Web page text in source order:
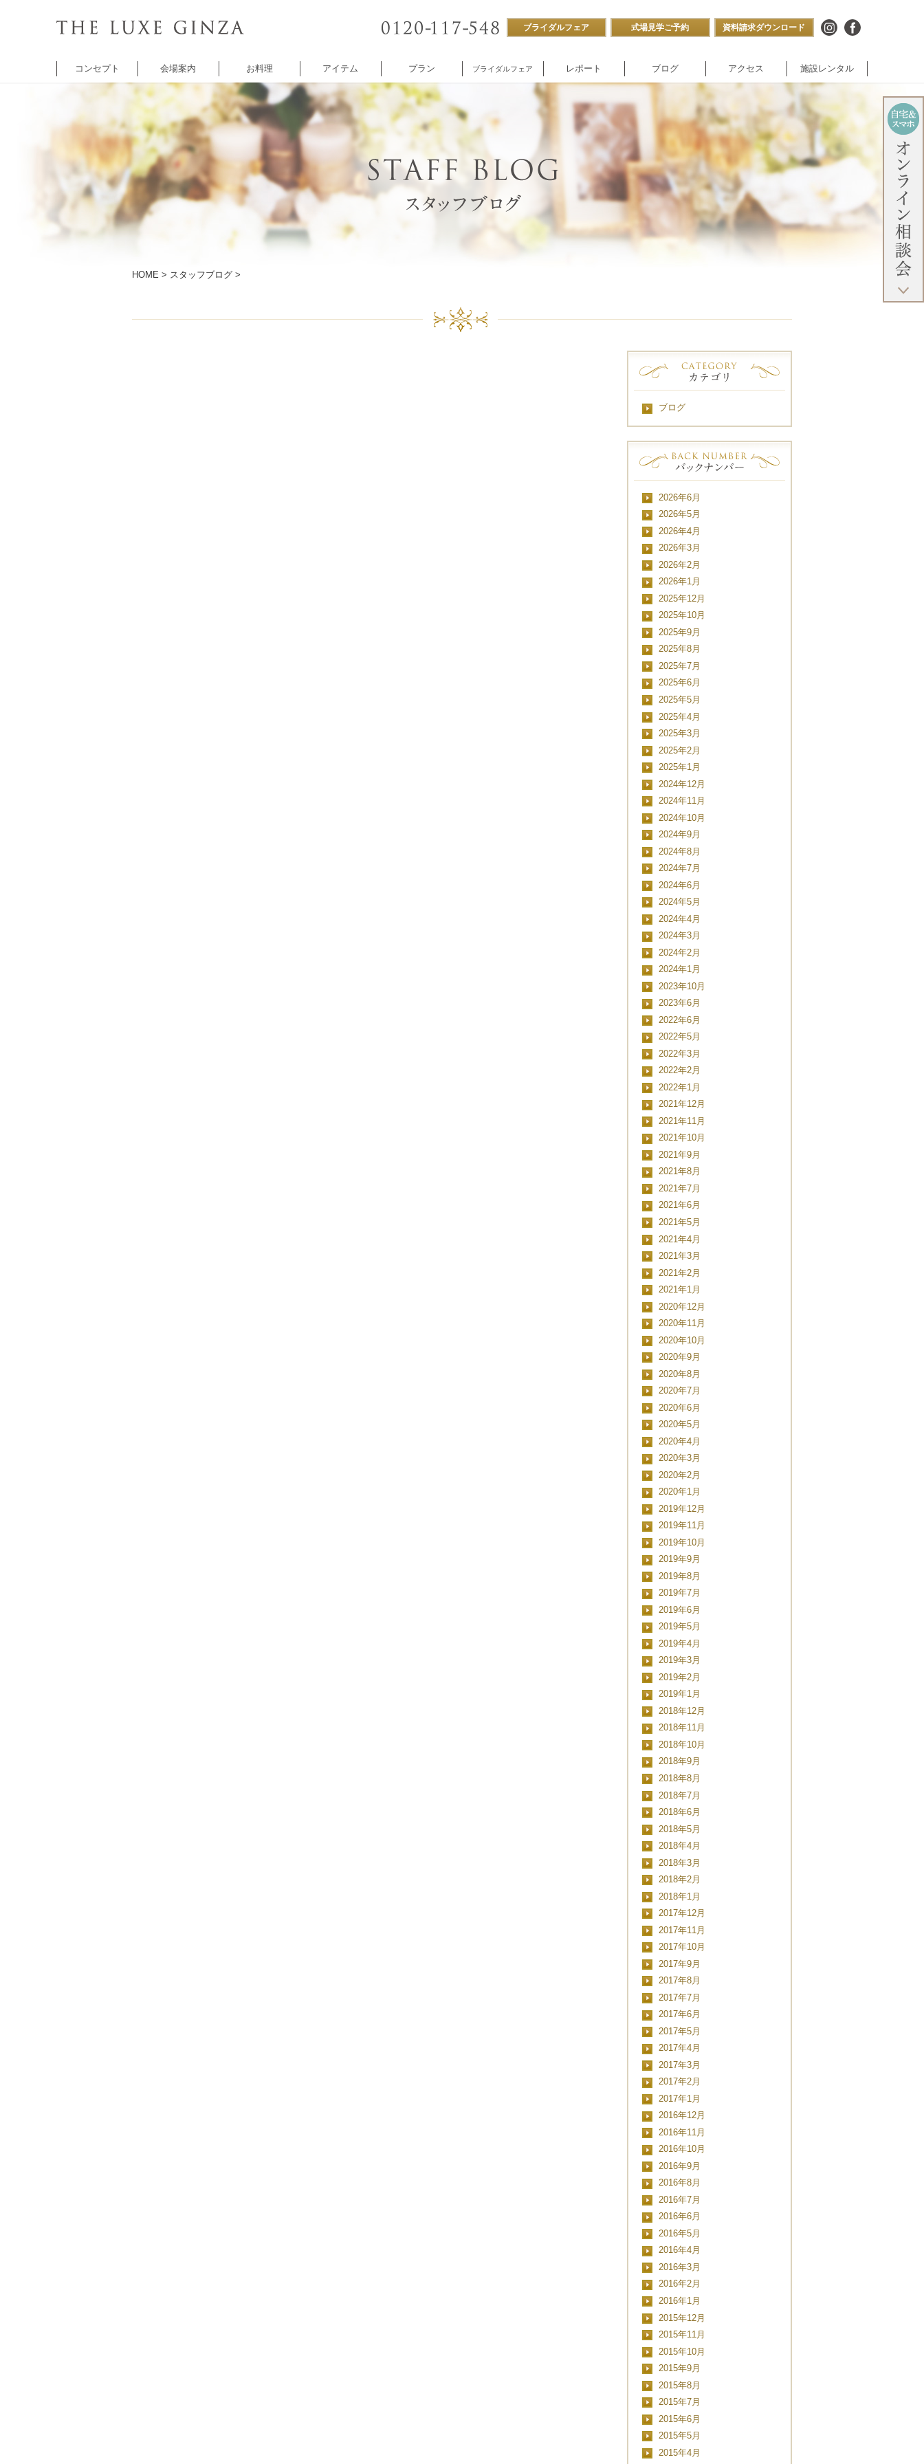
ブライダルフェア 式場見学ご予約 資料請求ダウンロード
コンセプト 会場案内
チャペル
バンケット
5thアベニュー
バンケット
シャンゼリゼ
アベニュー
レストラン
ANNOREVE
付帯設備
企業様向け
パーティ
施設内撮影貸し
お料理 アイテム プラン ブライダルフェア レポート ブログ アクセス 施設レンタル
HOME > スタッフブログ >
ブログ
2026年6月
2026年5月
2026年4月
2026年3月
2026年2月
2026年1月
2025年12月
2025年10月
2025年9月
2025年8月
2025年7月
2025年6月
2025年5月
2025年4月
2025年3月
2025年2月
2025年1月
2024年12月
2024年11月
2024年10月
2024年9月
2024年8月
2024年7月
2024年6月
2024年5月
2024年4月
2024年3月
2024年2月
2024年1月
2023年10月
2023年6月
2022年6月
2022年5月
2022年3月
2022年2月
2022年1月
2021年12月
2021年11月
2021年10月
2021年9月
2021年8月
2021年7月
2021年6月
2021年5月
2021年4月
2021年3月
2021年2月
2021年1月
2020年12月
2020年11月
2020年10月
2020年9月
2020年8月
2020年7月
2020年6月
2020年5月
2020年4月
2020年3月
2020年2月
2020年1月
2019年12月
2019年11月
2019年10月
2019年9月
2019年8月
2019年7月
2019年6月
2019年5月
2019年4月
2019年3月
2019年2月
2019年1月
2018年12月
2018年11月
2018年10月
2018年9月
2018年8月
2018年7月
2018年6月
2018年5月
2018年4月
2018年3月
2018年2月
2018年1月
2017年12月
2017年11月
2017年10月
2017年9月
2017年8月
2017年7月
2017年6月
2017年5月
2017年4月
2017年3月
2017年2月
2017年1月
2016年12月
2016年11月
2016年10月
2016年9月
2016年8月
2016年7月
2016年6月
2016年5月
2016年4月
2016年3月
2016年2月
2016年1月
2015年12月
2015年11月
2015年10月
2015年9月
2015年8月
2015年7月
2015年6月
2015年5月
2015年4月
■■■日付■■■